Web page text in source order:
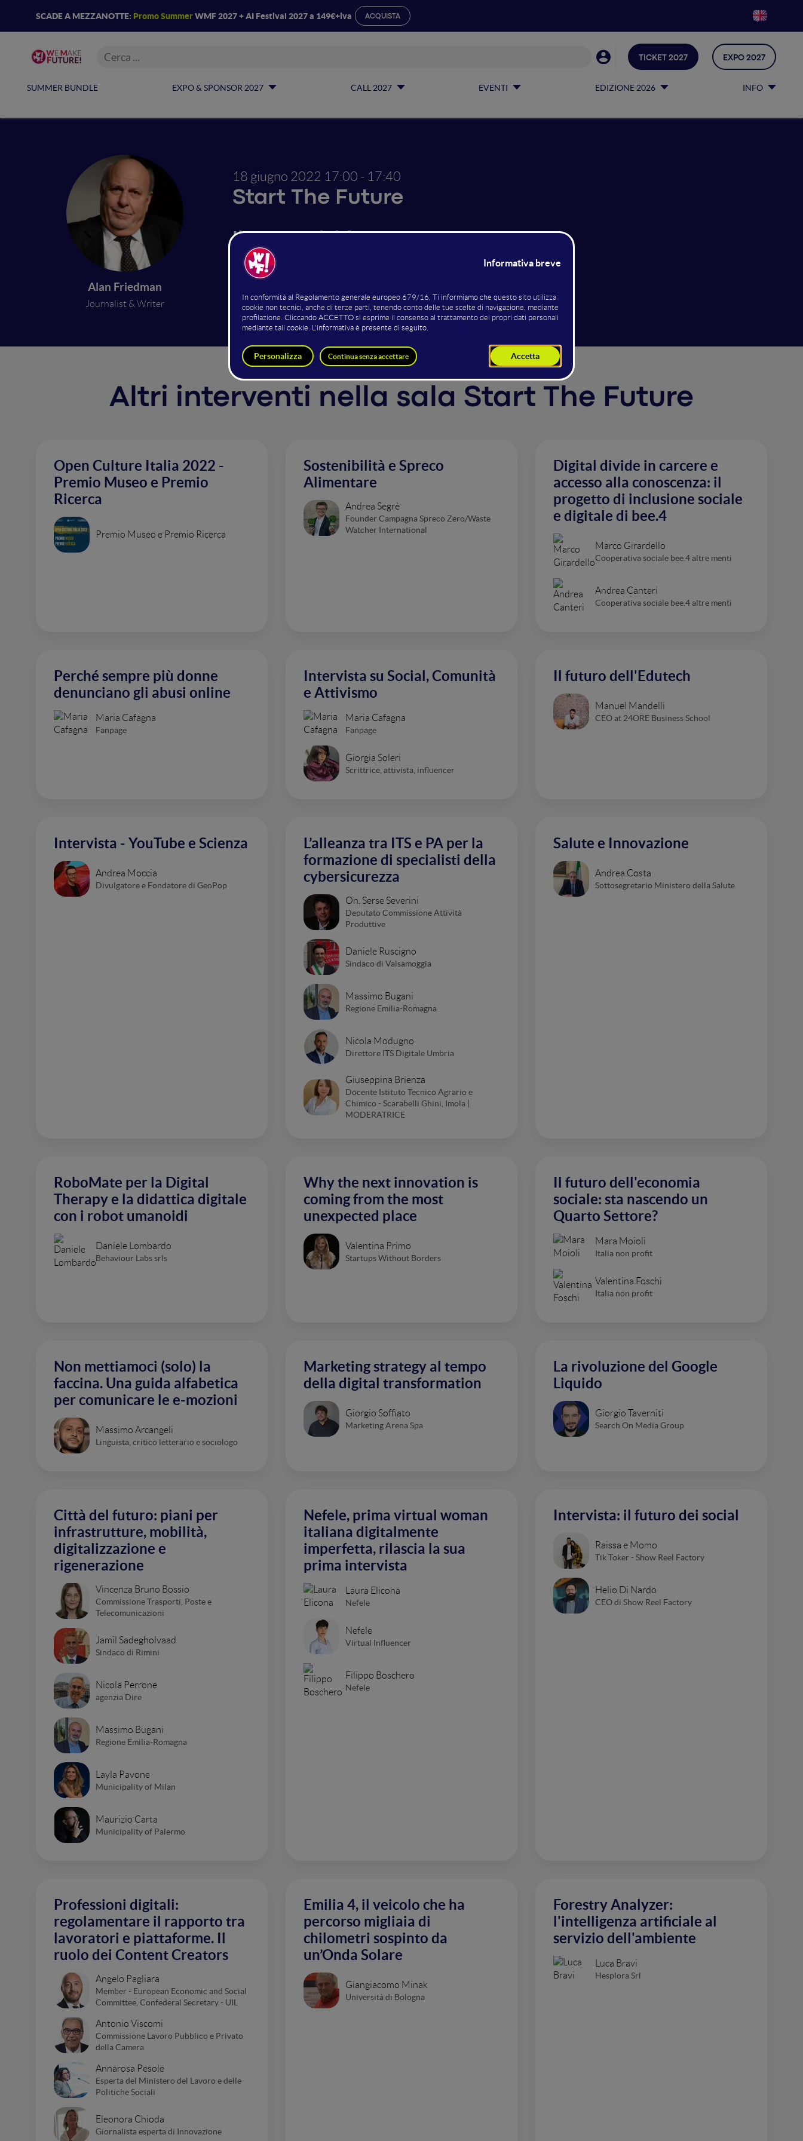
SCADE A MEZZANOTTE: Promo SummerWMF 2027 + AI Festival 2027 a 149€+iva ACQUISTA
SUMMER BUNDLE EXPO & SPONSOR 2027 CALL 2027 EVENTI EDIZIONE 2026 INFO
TICKET 2027 EXPO 2027
Alan Friedman
Journalist & Writer
18 giugno 2022 17:00 - 17:40
Start The Future
Il prezzo del futuro
Modera la giornalista Susanna Bonini
Altri interventi nella sala Start The Future
Open Culture Italia 2022 -
Premio Museo e Premio
Ricerca
Premio Museo e Premio Ricerca
Sostenibilità e Spreco
Alimentare
Andrea Segrè
Founder Campagna Spreco Zero/Waste
Watcher International
Digital divide in carcere e
accesso alla conoscenza: il
progetto di inclusione sociale
e digitale di bee.4
Marco Girardello
Cooperativa sociale bee.4 altre menti
Andrea Canteri
Cooperativa sociale bee.4 altre menti
Perché sempre più donne
denunciano gli abusi online
Maria Cafagna
Fanpage
Intervista su Social, Comunità
e Attivismo
Maria Cafagna
Fanpage
Giorgia Soleri
Scrittrice, attivista, influencer
Il futuro dell'Edutech
Manuel Mandelli
CEO at 24ORE Business School
Intervista - YouTube e Scienza
Andrea Moccia
Divulgatore e Fondatore di GeoPop
L’alleanza tra ITS e PA per la
formazione di specialisti della
cybersicurezza
On. Serse Severini
Deputato Commissione Attività
Produttive
Daniele Ruscigno
Sindaco di Valsamoggia
Massimo Bugani
Regione Emilia-Romagna
Nicola Modugno
Direttore ITS Digitale Umbria
Giuseppina Brienza
Docente Istituto Tecnico Agrario e
Chimico - Scarabelli Ghini, Imola |
MODERATRICE
Salute e Innovazione
Andrea Costa
Sottosegretario Ministero della Salute
RoboMate per la Digital
Therapy e la didattica digitale
con i robot umanoidi
Daniele Lombardo
Behaviour Labs srls
Why the next innovation is
coming from the most
unexpected place
Valentina Primo
Startups Without Borders
Il futuro dell'economia
sociale: sta nascendo un
Quarto Settore?
Mara Moioli
Italia non profit
Valentina Foschi
Italia non profit
Non mettiamoci (solo) la
faccina. Una guida alfabetica
per comunicare le e-mozioni
Massimo Arcangeli
Linguista, critico letterario e sociologo
Marketing strategy al tempo
della digital transformation
Giorgio Soffiato
Marketing Arena Spa
La rivoluzione del Google
Liquido
Giorgio Taverniti
Search On Media Group
Città del futuro: piani per
infrastrutture, mobilità,
digitalizzazione e
rigenerazione
Vincenza Bruno Bossio
Commissione Trasporti, Poste e
Telecomunicazioni
Jamil Sadegholvaad
Sindaco di Rimini
Nicola Perrone
agenzia Dire
Massimo Bugani
Regione Emilia-Romagna
Layla Pavone
Municipality of Milan
Maurizio Carta
Municipality of Palermo
Nefele, prima virtual woman
italiana digitalmente
imperfetta, rilascia la sua
prima intervista
Laura Elicona
Nefele
Nefele
Virtual Influencer
Filippo Boschero
Nefele
Intervista: il futuro dei social
Raissa e Momo
Tik Toker - Show Reel Factory
Helio Di Nardo
CEO di Show Reel Factory
Professioni digitali:
regolamentare il rapporto tra
lavoratori e piattaforme. Il
ruolo dei Content Creators
Angelo Pagliara
Member - European Economic and Social
Committee, Confederal Secretary - UIL
Antonio Viscomi
Commissione Lavoro Pubblico e Privato
della Camera
Annarosa Pesole
Esperta del Ministero del Lavoro e delle
Politiche Sociali
Eleonora Chioda
Giornalista esperta di Innovazione
Emilia 4, il veicolo che ha
percorso migliaia di
chilometri sospinto da
un’Onda Solare
Giangiacomo Minak
Università di Bologna
Forestry Analyzer:
l'intelligenza artificiale al
servizio dell'ambiente
Luca Bravi
Hesplora Srl